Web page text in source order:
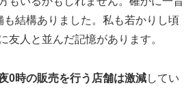
結構ありました。私も若かりし頃
友人と並んだ記憶があります。
0時の販売を行う店舗は激減してい